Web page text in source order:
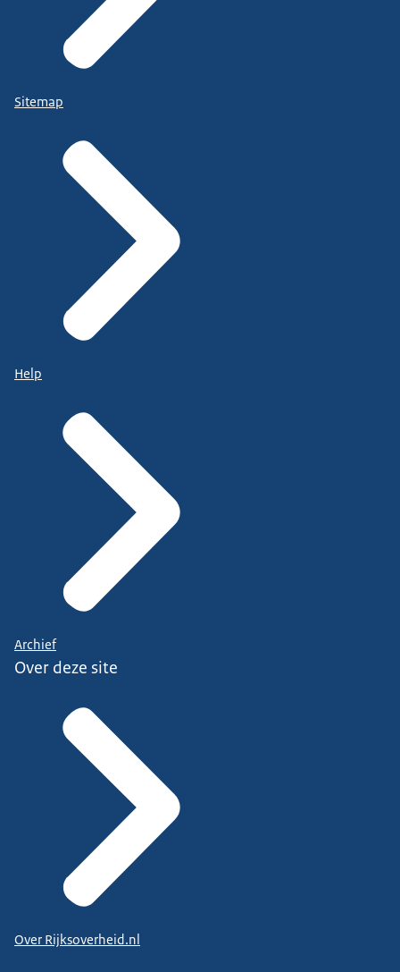
Sitemap
Help
Archief
Over deze site
Over Rijksoverheid.nl